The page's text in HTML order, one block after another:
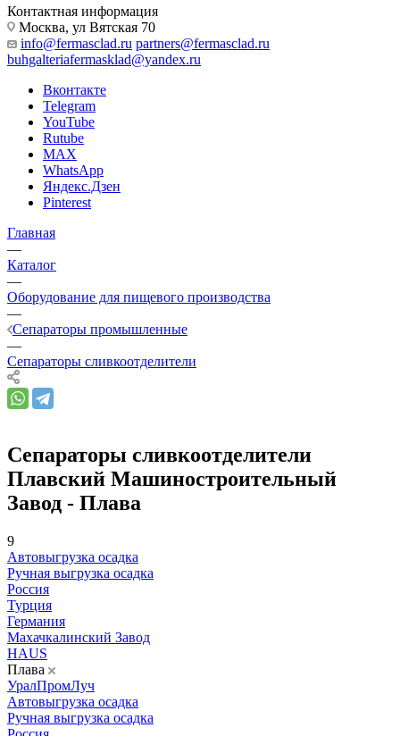
Контактная информация
Москва, ул Вятская 70
info@fermasclad.ru partners@fermasclad.ru
buhgalteriafermasklad@yandex.ru
Вконтакте
Telegram
YouTube
Rutube
MAX
WhatsApp
Яндекс.Дзен
Pinterest
Главная
—
Каталог
—
Оборудование для пищевого производства
—
Сепараторы промышленные
—
Сепараторы сливкоотделители
Сепараторы сливкоотделители
Плавский Машиностроительный
Завод - Плава
9
Автовыгрузка осадка
Ручная выгрузка осадка
Россия
Турция
Германия
Махачкалинский Завод
HAUS
Плава
УралПромЛуч
Автовыгрузка осадка
Ручная выгрузка осадка